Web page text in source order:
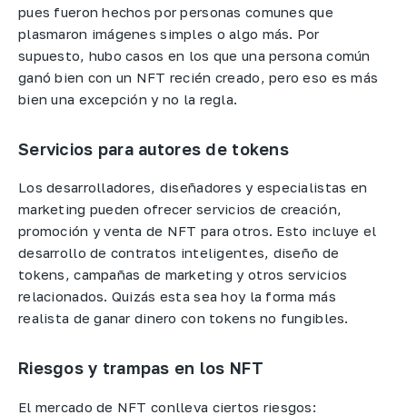
pues fueron hechos por personas comunes que
plasmaron imágenes simples o algo más. Por
supuesto, hubo casos en los que una persona común
ganó bien con un NFT recién creado, pero eso es más
bien una excepción y no la regla.
Servicios para autores de tokens
Los desarrolladores, diseñadores y especialistas en
marketing pueden ofrecer servicios de creación,
promoción y venta de NFT para otros. Esto incluye el
desarrollo de contratos inteligentes, diseño de
tokens, campañas de marketing y otros servicios
relacionados. Quizás esta sea hoy la forma más
realista de ganar dinero con tokens no fungibles.
Riesgos y trampas en los NFT
El mercado de NFT conlleva ciertos riesgos:​